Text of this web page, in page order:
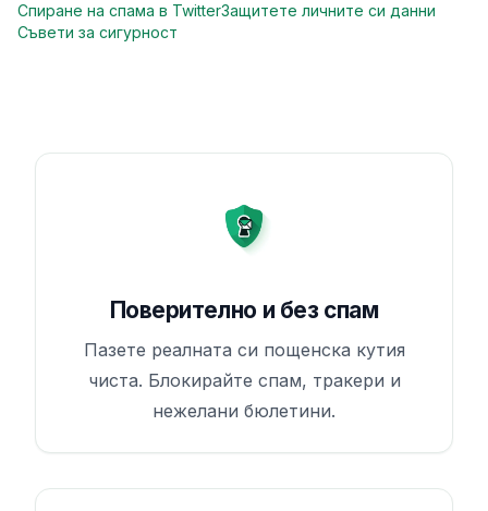
Спиране на спама в TwitterЗащитете личните си данни
Съвети за сигурност
Поверително и без спам
Пазете реалната си пощенска кутия
чиста. Блокирайте спам, тракери и
нежелани бюлетини.